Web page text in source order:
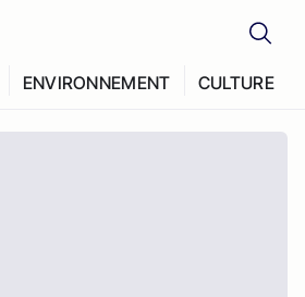
ENVIRONNEMENT CULTURE